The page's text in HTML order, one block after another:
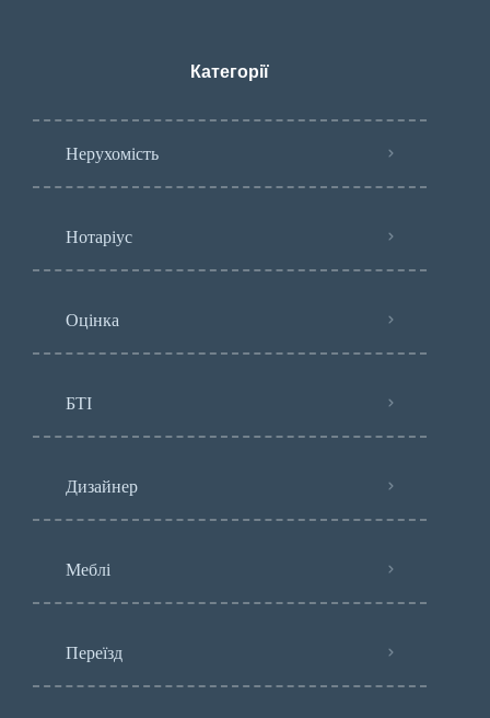
Категорії
Нерухомість
Нотаріус
Оцінка
БТІ
Дизайнер
Меблі
Переїзд